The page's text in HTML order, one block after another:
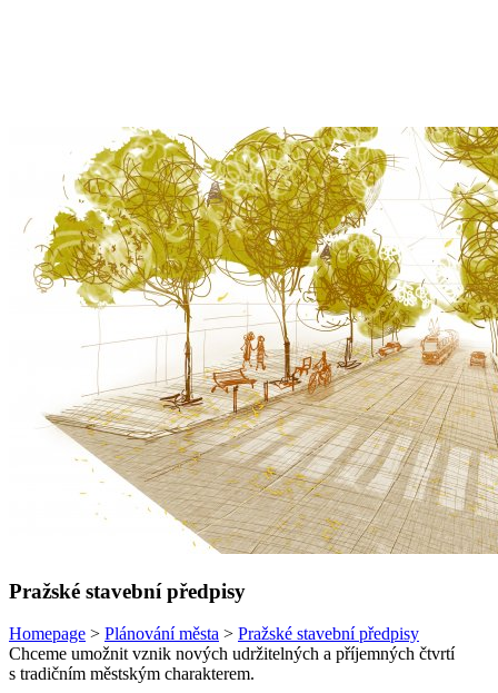
Pražské stavební předpisy
Homepage > Plánování města > Pražské stavební předpisy
Chceme umožnit vznik nových udržitelných a příjemných čtvrtí
s tradičním městským charakterem.